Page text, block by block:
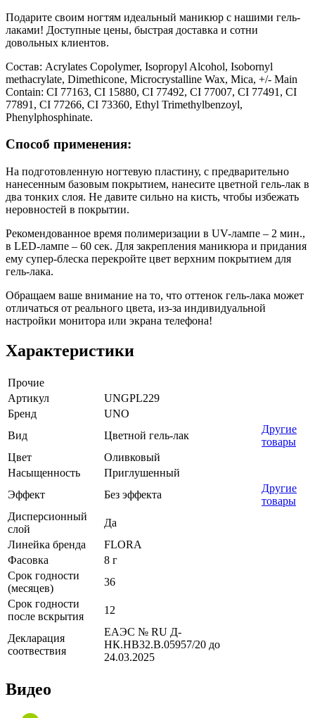
Подарите своим ногтям идеальный маникюр с нашими гель-
лаками! Доступные цены, быстрая доставка и сотни
довольных клиентов.
Состав: Acrylates Copolymer, Isopropyl Alcohol, Isobornyl
methacrylate, Dimethicone, Microcrystalline Wax, Mica, +/- Main
Contain: CI 77163, CI 15880, CI 77492, CI 77007, CI 77491, CI
77891, CI 77266, CI 73360, Ethyl Trimethylbenzoyl,
Phenylphosphinate.
Способ применения:
На подготовленную ногтевую пластину, с предварительно
нанесенным базовым покрытием, нанесите цветной гель-лак в
два тонких слоя. Не давите сильно на кисть, чтобы избежать
неровностей в покрытии.
Рекомендованное время полимеризации в UV-лампе – 2 мин.,
в LED-лампе – 60 сек. Для закрепления маникюра и придания
ему супер-блеска перекройте цвет верхним покрытием для
гель-лака.
Обращаем ваше внимание на то, что оттенок гель-лака может
отличаться от реального цвета, из-за индивидуальной
настройки монитора или экрана телефона!
Характеристики
Прочие
Артикул
UNGPL229
Бренд
UNO
Вид
Цветной гель-лак
Другие
товары
Цвет
Оливковый
Насыщенность
Приглушенный
Эффект
Без эффекта
Другие
товары
Дисперсионный
слой
Да
Линейка бренда
FLORA
Фасовка
8 г
Срок годности
(месяцев)
36
Срок годности
после вскрытия
12
Декларация
соотвествия
ЕАЭС № RU Д-
НК.НВ32.В.05957/20 до
24.03.2025
Видео